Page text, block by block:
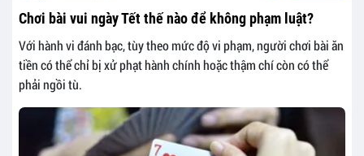
Chơi bài vui ngày Tết thế nào để không phạm luật?
Với hành vi đánh bạc, tùy theo mức độ vi phạm, người chơi bài ăn
tiền có thể chỉ bị xử phạt hành chính hoặc thậm chí còn có thể
phải ngồi tù.